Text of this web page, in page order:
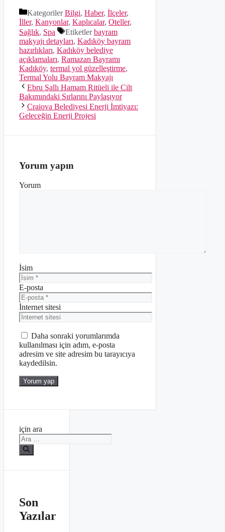
KategorilerBilgi, Haber, İlçeler,
İller, Kanyonlar, Kaplıcalar, Oteller,
Sağlık, Spa Etiketlerbayram
makyajı detayları, Kadıköy bayram
hazırlıkları, Kadıköy belediye
açıklamaları, Ramazan Bayramı
Kadıköy, termal yol güzelleştirme,
Termal Yolu Bayram Makyajı
Ebru Şallı Hamam Ritüeli ile Cilt
Bakımındaki Sırlarını Paylaşıyor
Craiova Belediyesi Enerji İmtiyazı:
Geleceğin Enerji Projesi
Yorum yapın
Yorum
İsim
E-posta
İnternet sitesi
Daha sonraki yorumlarımda
kullanılması için adım, e-posta
adresim ve site adresim bu tarayıcıya
kaydedilsin.
için ara
Son
Yazılar